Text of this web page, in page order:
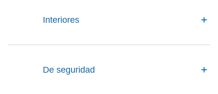
Interiores
De seguridad